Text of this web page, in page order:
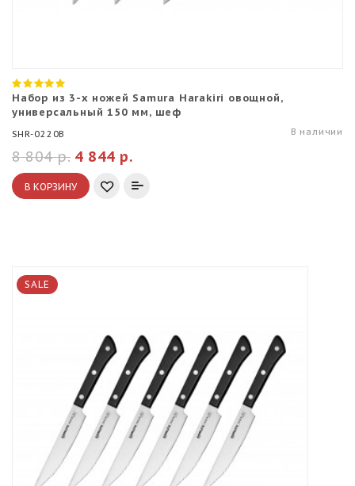
Набор из 3-х ножей Samura Harakiri овощной,
универсальный 150 мм, шеф
SHR-0220B В наличии
4 844 р.
8 804 р.
В КОРЗИНУ
SALE